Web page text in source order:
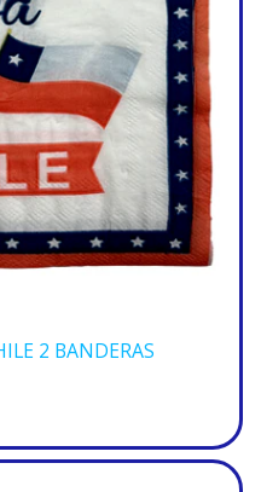
2 BANDERAS